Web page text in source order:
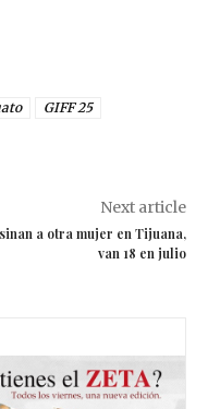
GIFF 25
Next article
a otra mujer en Tijuana,
van 18 en julio